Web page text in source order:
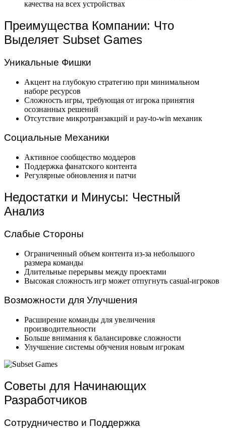
качества на всех устройствах
Преимущества Компании: Что
Выделяет Subset Games
Уникальные Фишки
Акцент на глубокую стратегию при минимальном
наборе ресурсов
Сложность игры, требующая от игрока принятия
осознанных решений
Отсутствие микротранзакций и pay-to-win механик
Социальные Механики
Активное сообщество моддеров
Поддержка фанатского контента
Регулярные обновления и патчи
Недостатки и Минусы: Честный
Анализ
Слабые Стороны
Ограниченный объем контента из-за небольшого
размера команды
Длительные перерывы между проектами
Высокая сложность игр может отпугнуть casual-игроков
Возможности для Улучшения
Расширение команды для увеличения
производительности
Больше внимания к балансировке сложности
Улучшение системы обучения новым игрокам
Советы для Начинающих
Разработчиков
Сотрудничество и Поддержка